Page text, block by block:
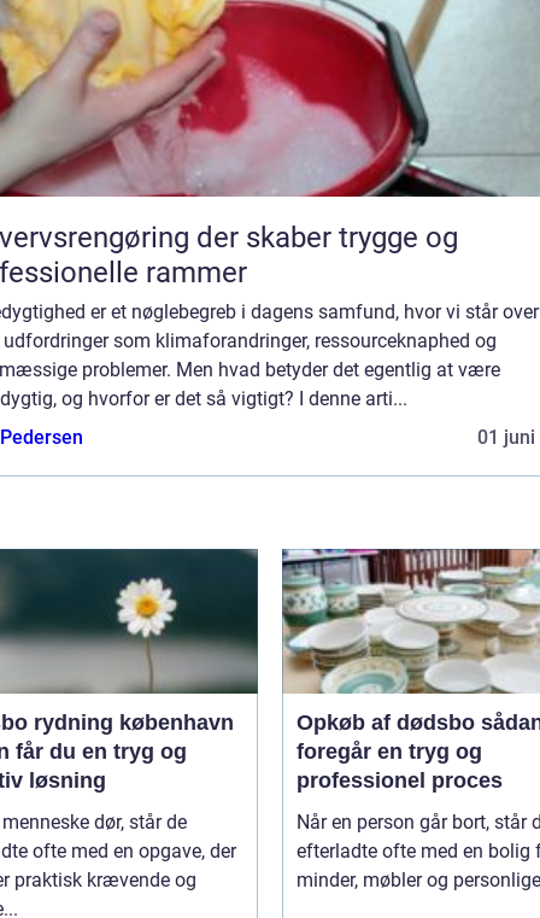
der skaber trygge og
rammer
er et nøglebegreb i dagens samfund, hvor vi står
som klimaforandringer, ressourceknaphed og
problemer. Men hvad betyder det egentlig at være
og hvorfor er det så vigtigt? I denne arti...
01 juni
rydning københavn
får du en tryg og
løsning
dør, står de
ofte med en opgave, der
praktisk krævende og
Opkøb af dødsbo sådan
foregår en tryg og
professionel proces
Når en person går bort, står
efterladte ofte med en bolig
minder, møbler og